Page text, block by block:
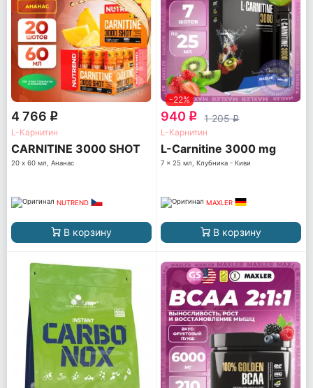
4 766 q
L-Карнитин
CARNITINE 3000 SHOT
20 х 60 мл, Ананас
NUTREND
В корзину
-22%
940 q 1 205q
L-Карнитин
L-Carnitine 3000 mg
7 x 25 мл, Клубника - Киви
MAXLER
В корзину